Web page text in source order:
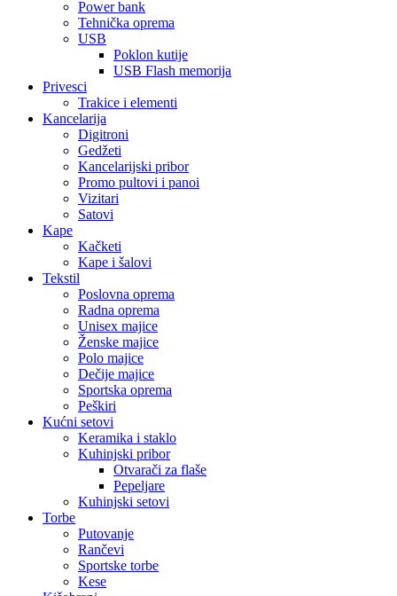
Power bank
Tehnička oprema
USB
Poklon kutije
USB Flash memorija
Privesci
Trakice i elementi
Kancelarija
Digitroni
Gedžeti
Kancelarijski pribor
Promo pultovi i panoi
Vizitari
Satovi
Kape
Kačketi
Kape i šalovi
Tekstil
Poslovna oprema
Radna oprema
Unisex majice
Ženske majice
Polo majice
Dečije majice
Sportska oprema
Peškiri
Kućni setovi
Keramika i staklo
Kuhinjski pribor
Otvarači za flaše
Pepeljare
Kuhinjski setovi
Torbe
Putovanje
Rančevi
Sportske torbe
Kese